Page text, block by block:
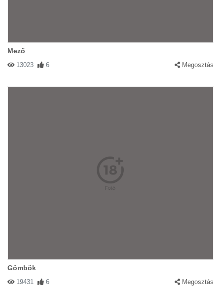
Mező
13023 6 Megosztás
Gömbök
19431 6 Megosztás